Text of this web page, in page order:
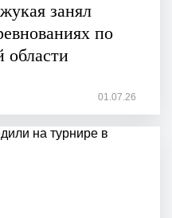
занял
по
области
01.07.26